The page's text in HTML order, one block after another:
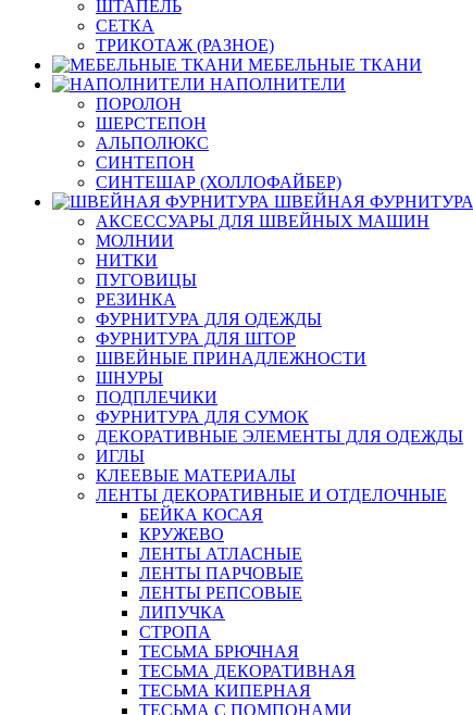
ШТАПЕЛЬ
СЕТКА
ТРИКОТАЖ (РАЗНОЕ)
МЕБЕЛЬНЫЕ ТКАНИ
НАПОЛНИТЕЛИ
ПОРОЛОН
ШЕРСТЕПОН
АЛЬПОЛЮКС
СИНТЕПОН
СИНТЕШАР (ХОЛЛОФАЙБЕР)
ШВЕЙНАЯ ФУРНИТУРА
АКСЕССУАРЫ ДЛЯ ШВЕЙНЫХ МАШИН
МОЛНИИ
НИТКИ
ПУГОВИЦЫ
РЕЗИНКА
ФУРНИТУРА ДЛЯ ОДЕЖДЫ
ФУРНИТУРА ДЛЯ ШТОР
ШВЕЙНЫЕ ПРИНАДЛЕЖНОСТИ
ШНУРЫ
ПОДПЛЕЧИКИ
ФУРНИТУРА ДЛЯ СУМОК
ДЕКОРАТИВНЫЕ ЭЛЕМЕНТЫ ДЛЯ ОДЕЖДЫ
ИГЛЫ
КЛЕЕВЫЕ МАТЕРИАЛЫ
ЛЕНТЫ ДЕКОРАТИВНЫЕ И ОТДЕЛОЧНЫЕ
БЕЙКА КОСАЯ
КРУЖЕВО
ЛЕНТЫ АТЛАСНЫЕ
ЛЕНТЫ ПАРЧОВЫЕ
ЛЕНТЫ РЕПСОВЫЕ
ЛИПУЧКА
СТРОПА
ТЕСЬМА БРЮЧНАЯ
ТЕСЬМА ДЕКОРАТИВНАЯ
ТЕСЬМА КИПЕРНАЯ
ТЕСЬМА С ПОМПОНАМИ